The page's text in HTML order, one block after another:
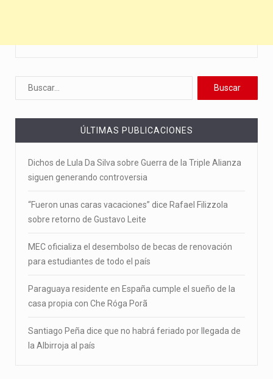
ÚLTIMAS PUBLICACIONES
Dichos de Lula Da Silva sobre Guerra de la Triple Alianza
siguen generando controversia
“Fueron unas caras vacaciones” dice Rafael Filizzola
sobre retorno de Gustavo Leite
MEC oficializa el desembolso de becas de renovación
para estudiantes de todo el país
Paraguaya residente en España cumple el sueño de la
casa propia con Che Róga Porã
Santiago Peña dice que no habrá feriado por llegada de
la Albirroja al país